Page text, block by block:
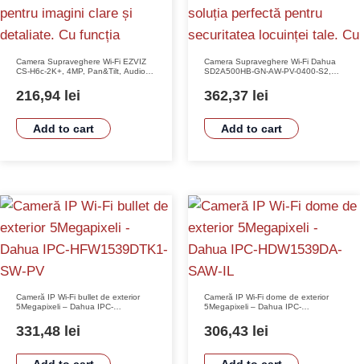
Camera Supraveghere Wi-Fi EZVIZ
CS-H6c-2K+, 4MP, Pan&Tilt, Audio
SDcard
216,94 lei
Add to cart
Camera Supraveghere Wi-Fi Dahua
SD2A500HB-GN-AW-PV-0400-S2,
Alarma Acustica si Optica, MicroSD
362,37 lei
Add to cart
Cameră IP Wi-Fi bullet de exterior
5Megapixeli – Dahua IPC-
331,48 lei
Cameră IP Wi-Fi dome de exterior
5Megapixeli – Dahua IPC-
306,43 lei